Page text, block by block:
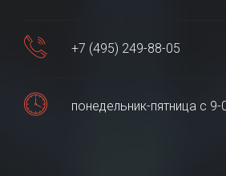
+7 (495) 249-88-05
понедельник-пятница с